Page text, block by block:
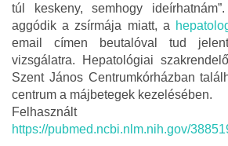
túl keskeny, semhogy
aggódik a zsírmája miatt, a
email címen beutalóval tud
vizsgálatra. Hepatológiai
Szent János Centrumkórházban
centrum a májbetegek kezelésében.
Felhasznált
https://pubmed.ncbi.nlm.nih.gov/